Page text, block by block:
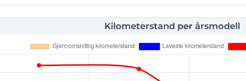
Kilometerstand per årsmodell